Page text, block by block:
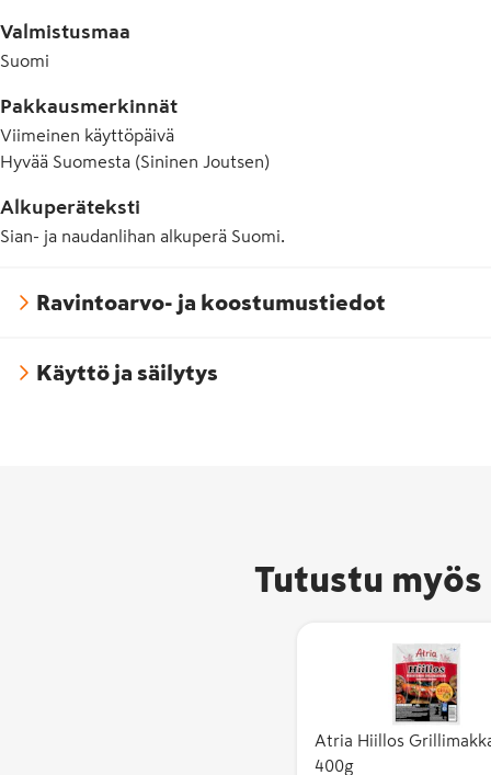
Valmistusmaa
Suomi
Pakkausmerkinnät
Viimeinen käyttöpäivä
Hyvää Suomesta (Sininen Joutsen)
Alkuperäteksti
Sian- ja naudanlihan alkuperä Suomi.
Ravintoarvo- ja koostumustiedot
Käyttö ja säilytys
Tutustu
Atria Hiillos
400g
Suomesta -
pakattujen
ja